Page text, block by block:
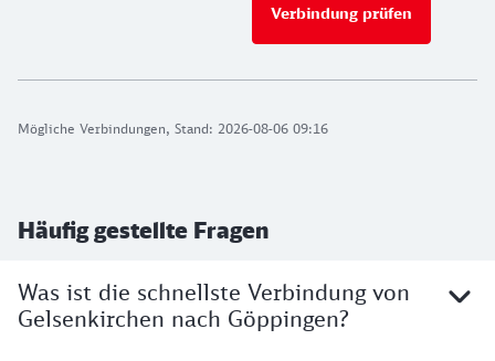
Mögliche Verbindungen, Stand: 2026-08-06 09:16
Verbindung prüfen
Häufig gestellte Fragen
Was ist die schnellste Verbindung von
Gelsenkirchen nach Göppingen?